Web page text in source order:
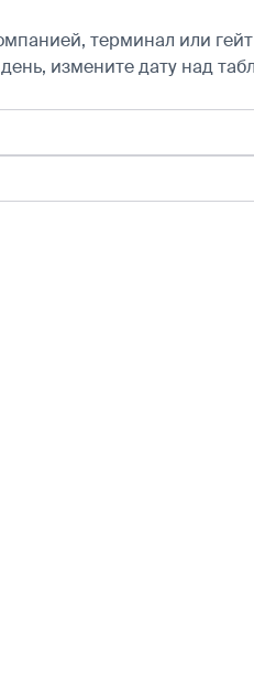
терминал или
измените дату над